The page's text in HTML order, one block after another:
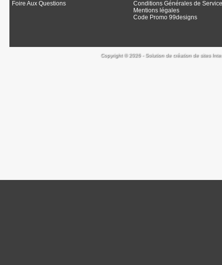
Foire Aux Questions
Conditions Générales de
Mentions légales
Code Promo 99designs
Copyright © 2026 - Solution de création de sites